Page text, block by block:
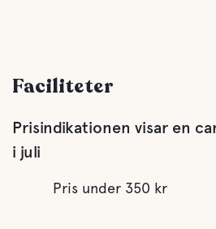
Faciliteter
Prisindikationen visar en
i juli
Pris under 350 kr